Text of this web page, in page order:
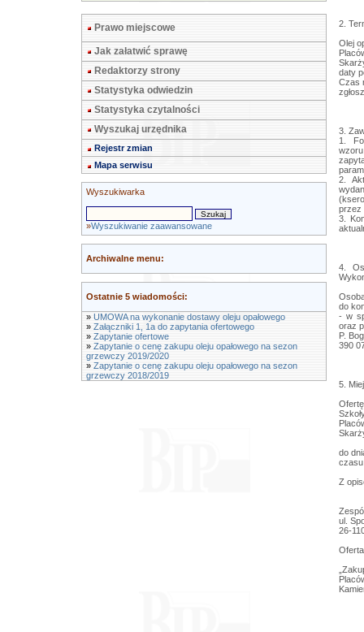
Prawo miejscowe
Jak załatwić sprawę
Redaktorzy strony
Statystyka odwiedzin
Statystyka czytalności
Wyszukaj urzędnika
Rejestr zmian
Mapa serwisu
Wyszukiwarka
»Wyszukiwanie zaawansowane
Archiwalne menu:
Ostatnie 5 wiadomości:
» UMOWA na wykonanie dostawy oleju opałowego
» Załączniki 1, 1a do zapytania ofertowego
» Zapytanie ofertowe
» Zapytanie o cenę zakupu oleju opałowego na sezon
grzewczy 2019/2020
» Zapytanie o cenę zakupu oleju opałowego na sezon
grzewczy 2018/2019
2.
Olej
daty
Czas
3.
1.
2.
przez
3.
4.
do
- w
oraz
P.
390
5.
do
czasu
Z
ul.
26-